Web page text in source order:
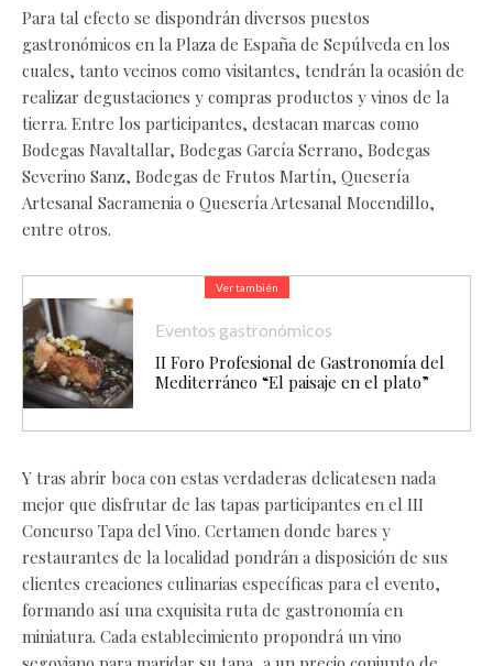
Para tal efecto se dispondrán diversos puestos
gastronómicos en la Plaza de España de Sepúlveda en los
cuales, tanto vecinos como visitantes, tendrán la ocasión de
realizar degustaciones y compras productos y vinos de la
tierra. Entre los participantes, destacan marcas como
Bodegas Navaltallar, Bodegas García Serrano, Bodegas
Severino Sanz, Bodegas de Frutos Martín, Quesería
Artesanal Sacramenia o Quesería Artesanal Mocendillo,
entre otros.
Ver también
Eventos gastronómicos
II Foro Profesional de Gastronomía del
Mediterráneo “El paisaje en el plato”
Y tras abrir boca con estas verdaderas delicatesen nada
mejor que disfrutar de las tapas participantes en el III
Concurso Tapa del Vino. Certamen donde bares y
restaurantes de la localidad pondrán a disposición de sus
clientes creaciones culinarias específicas para el evento,
formando así una exquisita ruta de gastronomía en
miniatura. Cada establecimiento propondrá un vino